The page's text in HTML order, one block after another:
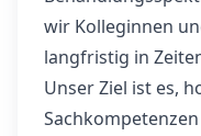
wir Kolleginnen
langfristig in
Unser Ziel ist es,